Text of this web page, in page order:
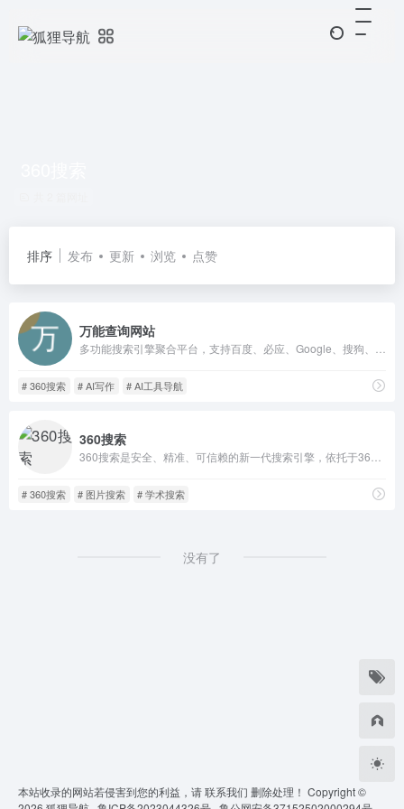
排序 发布 更新 浏览 点赞
万能查询网站
# 360搜索 # AI写作 # AI工具导航
360搜索
# 360搜索 # 图片搜索 # 学术搜索
没有了
本站收录的网站若侵害到您的利益，请联系我们 删除处理！ Copyright ©